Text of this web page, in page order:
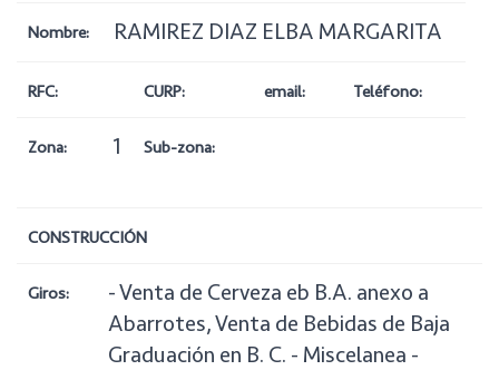
Nombre: RAMIREZ DIAZ ELBA MARGARITA
RFC: CURP: email: Teléfono:
Zona: 1 Sub-zona:
CONSTRUCCIÓN
Giros:
- Venta de Cerveza eb B.A. anexo a
Abarrotes, Venta de Bebidas de Baja
Graduación en B. C. - Miscelanea -